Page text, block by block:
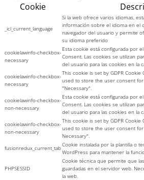
Cookie
_icl_current_language
Si la web ofrece varios idiomas,
información sobre el idioma en el
navegador del usuario y permite
su idioma preferido
cookielawinfo-checkbox-
necessary
Esta cookie está configurada por
Consent. Las cookies se utilizan
del usuario para las cookies en la
cookielawinfo-checkbox-
necessary
This cookie is set by GDPR
used to store the user consent
"Necessary".
cookielawinfo-checkbox-
non-necessary
Esta cookie está configurada por
Consent. Las cookies se utilizan
del usuario para las cookies en la
cookielawinfo-checkbox-
non-necessary
This cookie is set by GDPR
used to store the user consent
Necessary".
fusionredux_current_tabCookie instalada por la plantilla o
WordPress para mantener la
PHPSESSID
Cookie técnica que permite que
guardadas en el servidor web.
la web.